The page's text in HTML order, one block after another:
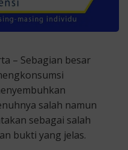
– Sebagian besar
salah namun
sebagai salah
bukti yang jelas.